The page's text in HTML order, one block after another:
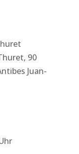
90
Juan-